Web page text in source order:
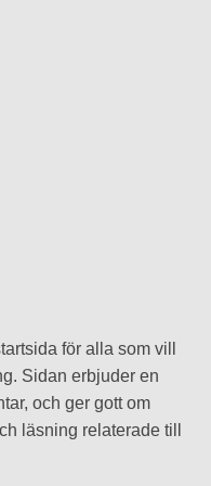
för alla som vill
Sidan erbjuder en
och ger gott om
läsning relaterade till